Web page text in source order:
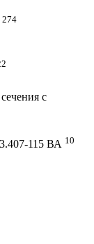
274
с
115 ВА 10